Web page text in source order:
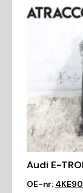
Audi E-
OE-nr: